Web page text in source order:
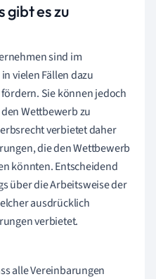
gibt es zu
sind im
vielen Fällen dazu
Sie können jedoch
Wettbewerb zu
verbietet daher
die den Wettbewerb
könnten. Entscheidend
über die Arbeitsweise der
ausdrücklich
verbietet.
alle Vereinbarungen